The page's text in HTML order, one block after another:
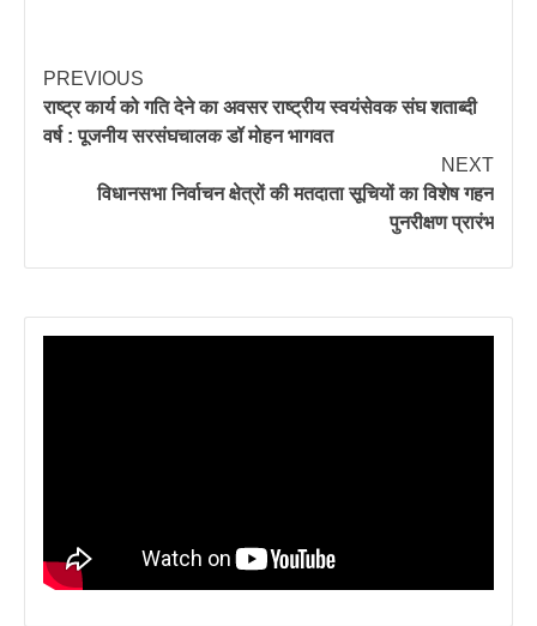
PREVIOUS
राष्ट्र कार्य को गति देने का अवसर राष्ट्रीय स्वयंसेवक संघ शताब्दी
वर्ष : पूजनीय सरसंघचालक डॉ मोहन भागवत
NEXT
विधानसभा निर्वाचन क्षेत्रों की मतदाता सूचियों का विशेष गहन
पुनरीक्षण प्रारंभ